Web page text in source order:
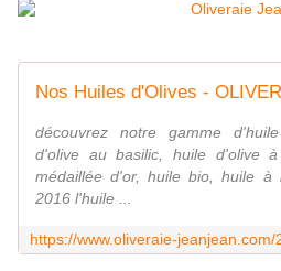
découvrez notre gamme
d'olive au basilic, huile d'olive
médaillée d'or, huile bio, huile
2016 l'huile ...